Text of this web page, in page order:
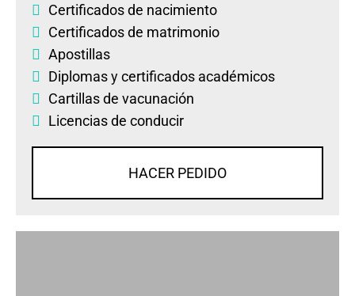
Certificados de nacimiento
Certificados de matrimonio
Apostillas
Diplomasycertificados académicos
Cartillas de vacunación
Licencias de conducir
HACER PEDIDO